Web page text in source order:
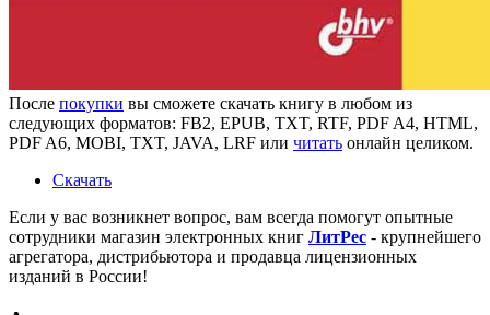
После покупки вы сможете скачать книгу в любом из
следующих форматов: FB2, EPUB, TXT, RTF, PDF A4, HTML,
PDF A6, MOBI, TXT, JAVA, LRF или читать онлайн целиком.
Скачать
Если у вас возникнет вопрос, вам всегда помогут опытные
сотрудники магазин электронных книг ЛитPec - крупнейшего
агрегатора, дистрибьютора и продавца лицензионных
изданий в России!